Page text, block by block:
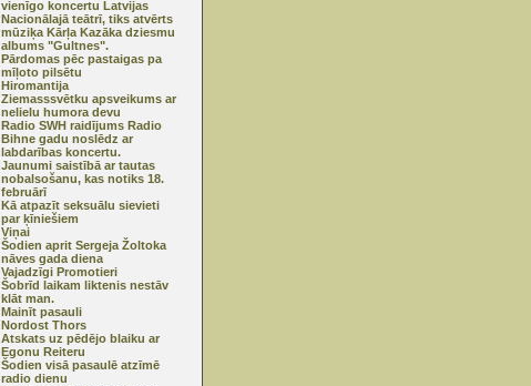
vienīgo koncertu Latvijas
Nacionālajā teātrī, tiks atvērts
mūziķa Kārļa Kazāka dziesmu
albums "Gultnes".
Pārdomas pēc pastaigas pa
mīļoto pilsētu
Hiromantija
Ziemasssvētku apsveikums ar
nelielu humora devu
Radio SWH raidījums Radio
Bihne gadu noslēdz ar
labdarības koncertu.
Jaunumi saistībā ar tautas
nobalsošanu, kas notiks 18.
februārī
Kā atpazīt seksuālu sievieti
par ķīniešiem
Viņai
Šodien aprit Sergeja Žoltoka
nāves gada diena
Vajadzīgi Promotieri
Šobrīd laikam liktenis nestāv
klāt man.
Mainīt pasauli
Nordost Thors
Atskats uz pēdējo blaiku ar
Egonu Reiteru
Šodien visā pasaulē atzīmē
radio dienu